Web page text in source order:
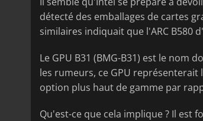
détecté des emballages de cartes
similaires indiquait que l'ARC B580
Le GPU B31 (BMG-B31) est le nom
les rumeurs, ce GPU représenterait
option plus haut de gamme par
Qu'est-ce que cela implique ? Il est